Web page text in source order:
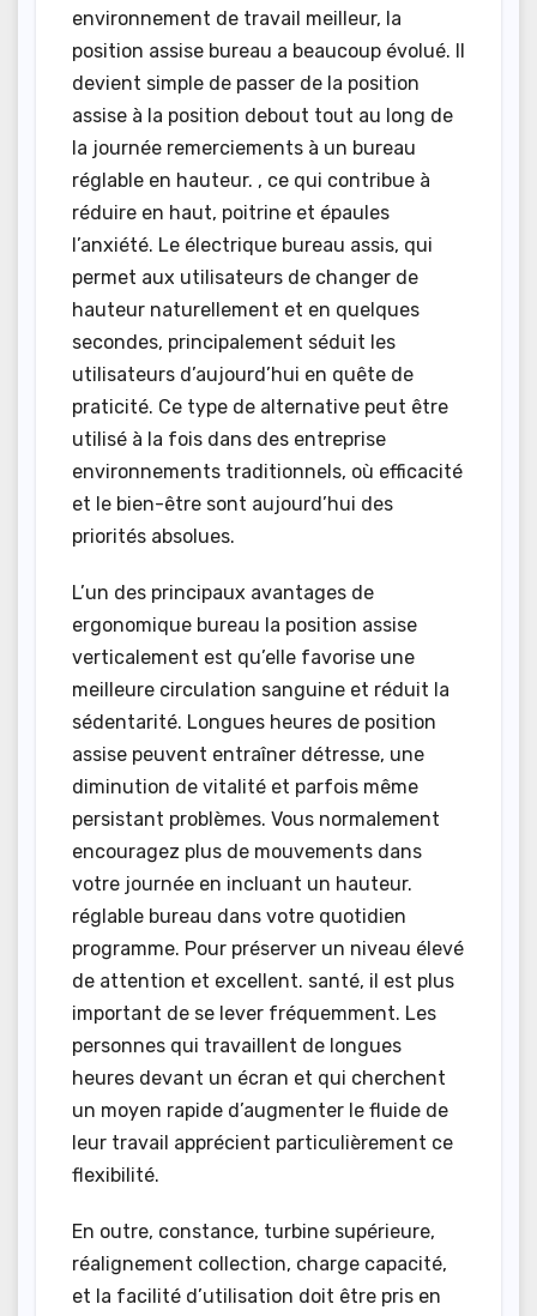
environnement de travail meilleur, la
position assise bureau a beaucoup évolué. Il
devient simple de passer de la position
assise à la position debout tout au long de
la journée remerciements à un bureau
réglable en hauteur. , ce qui contribue à
réduire en haut, poitrine et épaules
l’anxiété. Le électrique bureau assis, qui
permet aux utilisateurs de changer de
hauteur naturellement et en quelques
secondes, principalement séduit les
utilisateurs d’aujourd’hui en quête de
praticité. Ce type de alternative peut être
utilisé à la fois dans des entreprise
environnements traditionnels, où efficacité
et le bien-être sont aujourd’hui des
priorités absolues.
L’un des principaux avantages de
ergonomique bureau la position assise
verticalement est qu’elle favorise une
meilleure circulation sanguine et réduit la
sédentarité. Longues heures de position
assise peuvent entraîner détresse, une
diminution de vitalité et parfois même
persistant problèmes. Vous normalement
encouragez plus de mouvements dans
votre journée en incluant un hauteur.
réglable bureau dans votre quotidien
programme. Pour préserver un niveau élevé
de attention et excellent. santé, il est plus
important de se lever fréquemment. Les
personnes qui travaillent de longues
heures devant un écran et qui cherchent
un moyen rapide d’augmenter le fluide de
leur travail apprécient particulièrement ce
flexibilité.
En outre, constance, turbine supérieure,
réalignement collection, charge capacité,
et la facilité d’utilisation doit être pris en